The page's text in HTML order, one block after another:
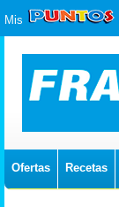
Mis
Ofertas Recetas